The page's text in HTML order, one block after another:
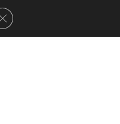
Fermer la bannière des